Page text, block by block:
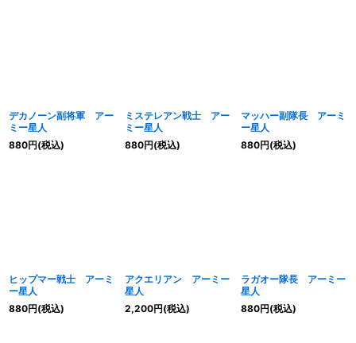
デカノーン副将軍 アー
ミー星人
880円(税込)
ミステレアン戦士 アー
ミー星人
880円(税込)
マッハー副隊長 アーミ
ー星人
880円(税込)
ヒップマー戦士 アーミ
ー星人
880円(税込)
アクエリアン アーミー
星人
2,200円(税込)
ラガオー隊長 アーミー
星人
880円(税込)